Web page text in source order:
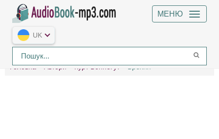
МЕНЮ
UK
Головна Автори Курт Воннеґут Брехня